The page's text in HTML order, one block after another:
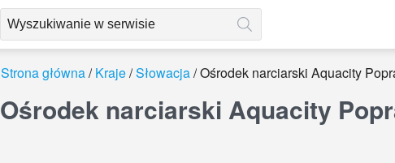
Strona główna Kraje Słowacja Ośrodek narciarski Aquacity
Ośrodek narciarski Aquacity